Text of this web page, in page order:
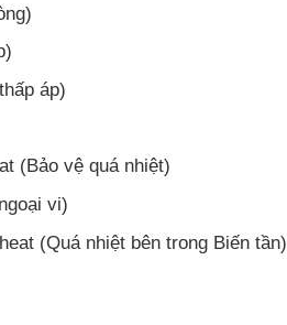
áp)
(Bảo vệ quá nhiệt)
vi)
(Quá nhiệt bên trong Biến tần)